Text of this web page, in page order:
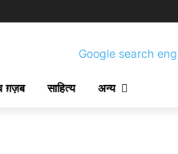
ग़ज़ब साहित्य अन्य